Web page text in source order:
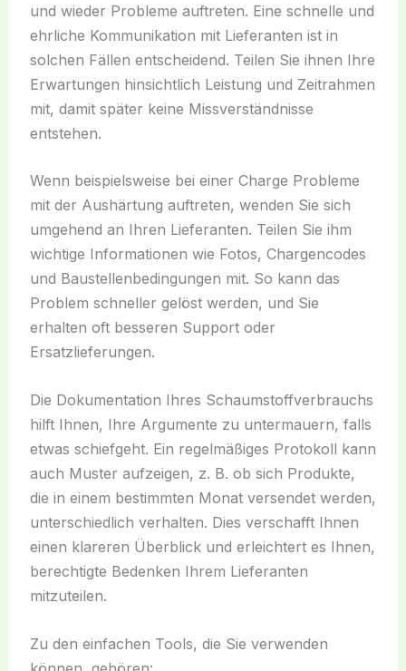
und wieder Probleme auftreten. Eine schnelle und
ehrliche Kommunikation mit Lieferanten ist in
solchen Fällen entscheidend. Teilen Sie ihnen Ihre
Erwartungen hinsichtlich Leistung und Zeitrahmen
mit, damit später keine Missverständnisse
entstehen.
Wenn beispielsweise bei einer Charge Probleme
mit der Aushärtung auftreten, wenden Sie sich
umgehend an Ihren Lieferanten. Teilen Sie ihm
wichtige Informationen wie Fotos, Chargencodes
und Baustellenbedingungen mit. So kann das
Problem schneller gelöst werden, und Sie
erhalten oft besseren Support oder
Ersatzlieferungen.
Die Dokumentation Ihres Schaumstoffverbrauchs
hilft Ihnen, Ihre Argumente zu untermauern, falls
etwas schiefgeht. Ein regelmäßiges Protokoll kann
auch Muster aufzeigen, z. B. ob sich Produkte,
die in einem bestimmten Monat versendet werden,
unterschiedlich verhalten. Dies verschafft Ihnen
einen klareren Überblick und erleichtert es Ihnen,
berechtigte Bedenken Ihrem Lieferanten
mitzuteilen.
Zu den einfachen Tools, die Sie verwenden